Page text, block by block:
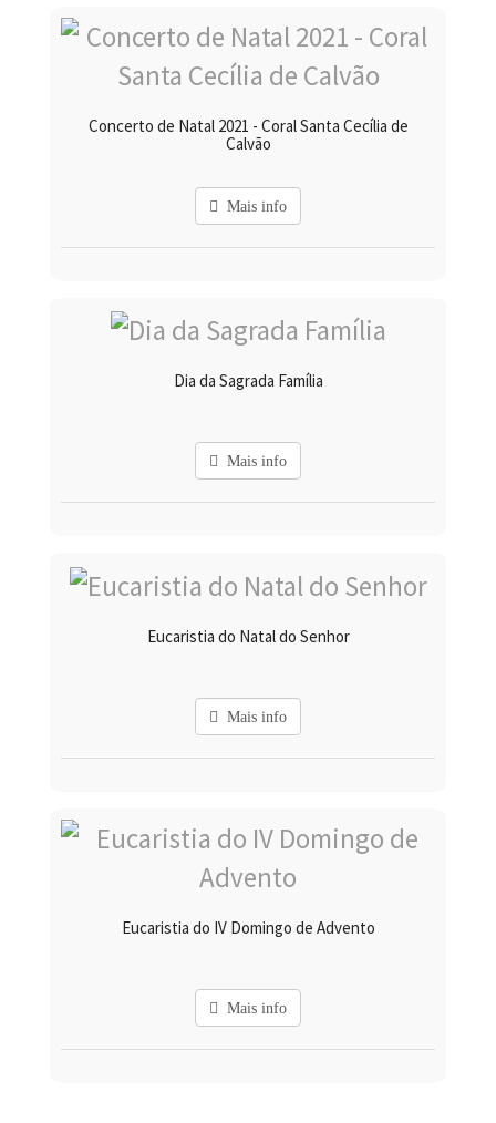
Concerto de Natal 2021 - Coral Santa Cecília de
Calvão
Mais info
Dia da Sagrada Família
Mais info
Eucaristia do Natal do Senhor
Mais info
Eucaristia do IV Domingo de Advento
Mais info